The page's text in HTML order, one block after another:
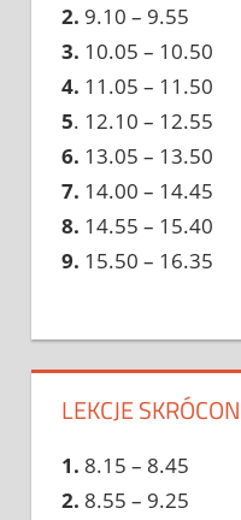
2. 9.10 – 9.55
3. 10.05 – 10.50
4. 11.05 – 11.50
5. 12.10 – 12.55
6. 13.05 – 13.50
7. 14.00 – 14.45
8. 14.55 – 15.40
9. 15.50 – 16.35
LEKCJE
1. 8.15 – 8.45
2. 8.55 – 9.25